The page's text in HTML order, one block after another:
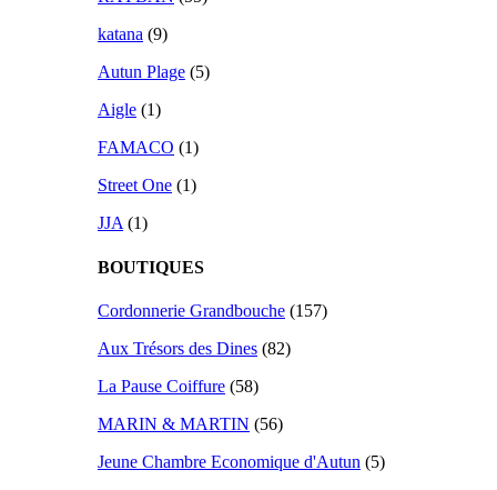
katana (9)
Autun Plage (5)
Aigle (1)
FAMACO (1)
Street One (1)
JJA(1)
BOUTIQUES
Cordonnerie Grandbouche (157)
Aux Trésors des Dines (82)
La Pause Coiffure (58)
MARIN & MARTIN (56)
Jeune Chambre Economique d'Autun (5)